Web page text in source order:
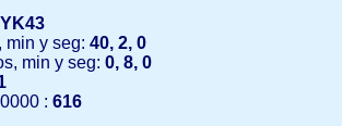
YK43
min y seg: 40, 2, 0
min y seg: 0, 8, 0
: 616